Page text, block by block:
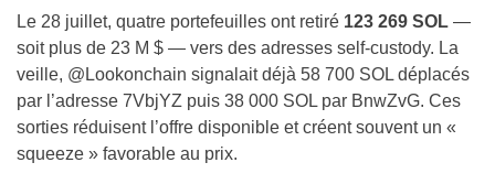
Le 28 juillet, quatre portefeuilles ont retiré 123 269 SOL —
soit plus de 23 M $ — vers des adresses self-custody. La
veille, @Lookonchain signalait déjà 58 700 SOL déplacés
par l’adresse 7VbjYZ puis 38 000 SOL par BnwZvG. Ces
sorties réduisent l’offre disponible et créent souvent un «
squeeze » favorable au prix.